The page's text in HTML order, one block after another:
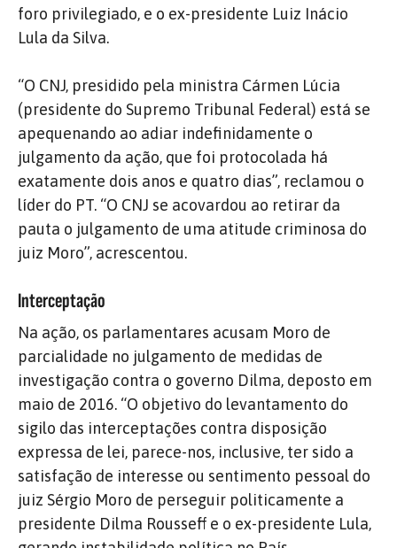
foro privilegiado, e o ex-presidente Luiz Inácio
Lula da Silva.
“O CNJ, presidido pela ministra Cármen Lúcia
(presidente do Supremo Tribunal Federal) está se
apequenando ao adiar indefinidamente o
julgamento da ação, que foi protocolada há
exatamente dois anos e quatro dias”, reclamou o
líder do PT. “O CNJ se acovardou ao retirar da
pauta o julgamento de uma atitude criminosa do
juiz Moro”, acrescentou.
Interceptação
Na ação, os parlamentares acusam Moro de
parcialidade no julgamento de medidas de
investigação contra o governo Dilma, deposto em
maio de 2016. “O objetivo do levantamento do
sigilo das interceptações contra disposição
expressa de lei, parece-nos, inclusive, ter sido a
satisfação de interesse ou sentimento pessoal do
juiz Sérgio Moro de perseguir politicamente a
presidente Dilma Rousseff e o ex-presidente Lula,